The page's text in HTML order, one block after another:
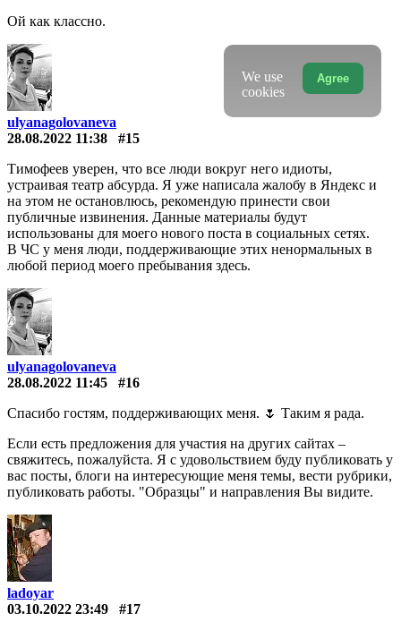
Ой как классно.
ulyanagolovaneva
28.08.2022 11:38
#15
Тимофеев уверен, что все люди вокруг него идиоты,
устраивая театр абсурда. Я уже написала жалобу в Яндекс и
на этом не остановлюсь, рекомендую принести свои
публичные извинения. Данные материалы будут
использованы для моего нового поста в социальных сетях.
В ЧС у меня люди, поддерживающие этих ненормальных в
любой период моего пребывания здесь.
ulyanagolovaneva
28.08.2022 11:45
#16
Спасибо гостям, поддерживающих меня. 🌷 Таким я рада.
Если есть предложения для участия на других сайтах –
свяжитесь, пожалуйста. Я с удовольствием буду публиковать у
вас посты, блоги на интересующие меня темы, вести рубрики,
публиковать работы. "Образцы" и направления Вы видите.
ladoyar
03.10.2022 23:49
#17
Agree
We use
cookies